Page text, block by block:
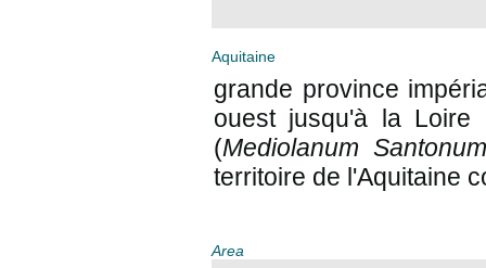
Aquitaine
grande province
ouest jusqu'à la Loire
(Mediolanum Santonum
territoire de l'Aquitaine
Area